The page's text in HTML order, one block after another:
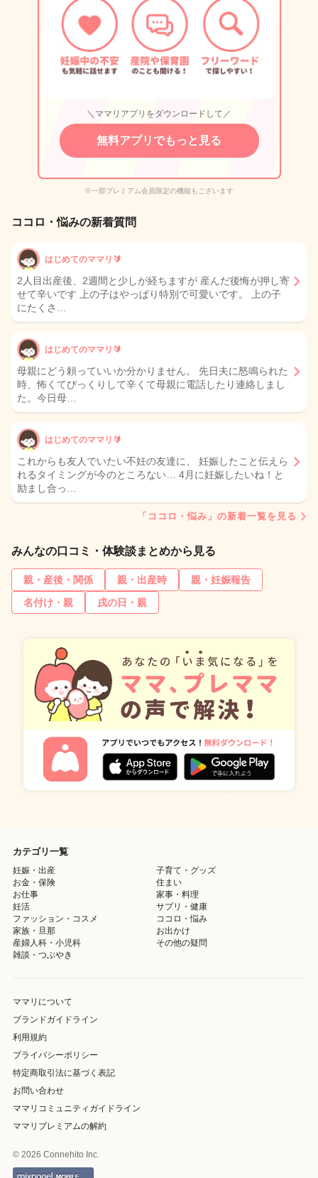
＼ママリアプリをダウンロードして／
無料アプリでもっと見る
※一部プレミアム会員限定の機能もございます
ココロ・悩みの新着質問
はじめてのママリ🔰
2人目出産後、2週間と少しが経ちますが 産んだ後悔が押し寄
せて辛いです 上の子はやっぱり特別で可愛いです。 上の子
にたくさ…
はじめてのママリ🔰
母親にどう頼っていいか分かりません。 先日夫に怒鳴られた
時、怖くてびっくりして辛くて母親に電話したり連絡しまし
た。今日母…
はじめてのママリ🔰
これからも友人でいたい不妊の友達に、 妊娠したこと伝えら
れるタイミングが今のところない… 4月に妊娠したいね！と
励まし合っ…
「ココロ・悩み」の新着一覧を見る
みんなの口コミ・体験談まとめから見る
親・産後・関係 親・出産時
親・妊娠報告
名付け・親
戌の日・親
カテゴリ一覧
妊娠・出産
子育て・グッズ
お金・保険
住まい
お仕事
家事・料理
妊活
サプリ・健康
ファッション・コスメ
ココロ・悩み
家族・旦那
お出かけ
産婦人科・小児科
その他の疑問
雑談・つぶやき
ママリについて
ブランドガイドライン
利用規約
プライバシーポリシー
特定商取引法に基づく表記
お問い合わせ
ママリコミュニティガイドライン
ママリプレミアムの解約
© 2026 Connehito Inc.